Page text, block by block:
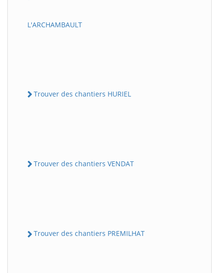
L'ARCHAMBAULT
Trouver des chantiers HURIEL
Trouver des chantiers VENDAT
Trouver des chantiers PREMILHAT